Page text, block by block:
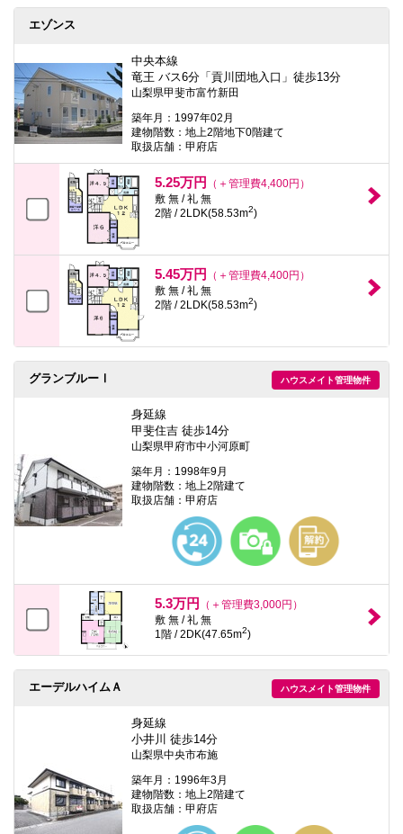
エゾンス
中央本線
竜王 バス6分「貢川団地入口」徒歩13分
山梨県甲斐市富竹新田
築年月：1997年02月
建物階数：地上2階地下0階建て
取扱店舗：甲府店
5.25万円
（＋管理費4,400円）
敷 無 / 礼 無
2階 / 2LDK(58.53m2)
5.45万円
（＋管理費4,400円）
敷 無 / 礼 無
2階 / 2LDK(58.53m2)
ハウスメイト管理物件
グランブルーⅠ
身延線
甲斐住吉 徒歩14分
山梨県甲府市中小河原町
築年月：1998年9月
建物階数：地上2階建て
取扱店舗：甲府店
5.3万円
（＋管理費3,000円）
敷 無 / 礼 無
1階 / 2DK(47.65m2)
ハウスメイト管理物件
エーデルハイムＡ
身延線
小井川 徒歩14分
山梨県中央市布施
築年月：1996年3月
建物階数：地上2階建て
取扱店舗：甲府店